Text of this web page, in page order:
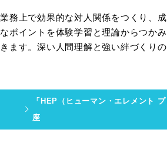
業務上で効果的な対人関係をつくり、
なポイントを体験学習と理論からつか
きます。深い人間理解と強い絆づくり
「HEP（ヒューマン・エレメント
座